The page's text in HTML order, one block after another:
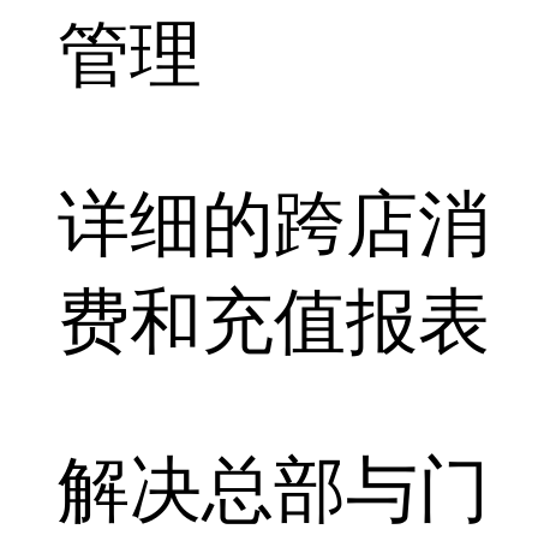
管理
详细的跨店消
费和充值报表
解决总部与门